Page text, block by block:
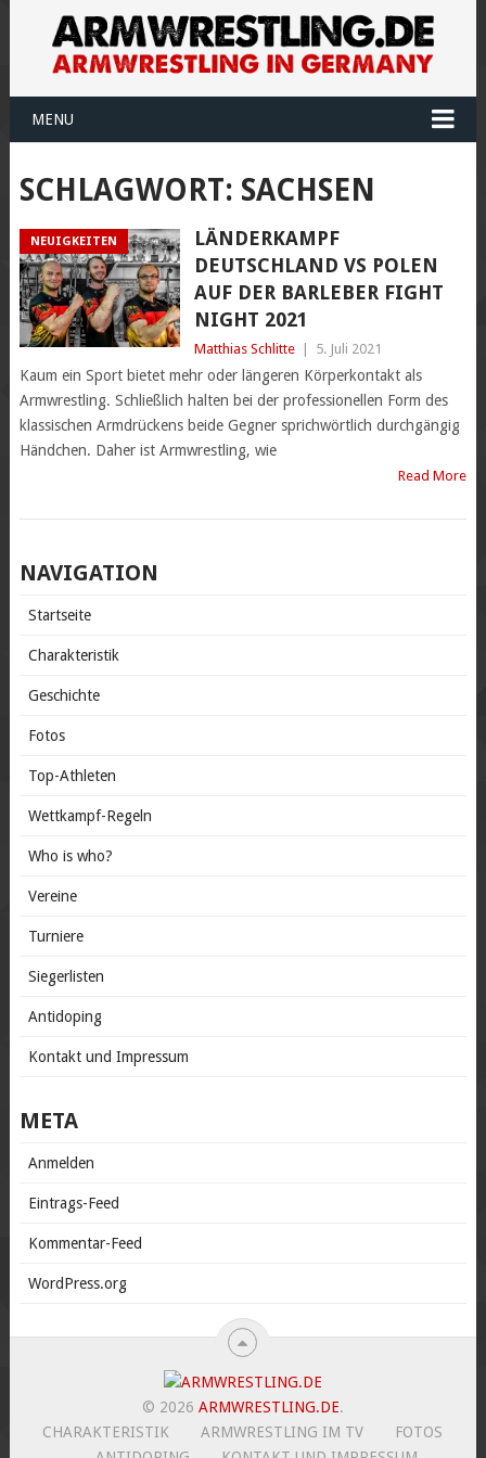
MENU
SCHLAGWORT: SACHSEN
NEUIGKEITEN
LÄNDERKAMPF
DEUTSCHLAND VS POLEN
AUF DER BARLEBER FIGHT
NIGHT 2021
Matthias Schlitte 5. Juli 2021
Kaum ein Sport bietet mehr oder längeren Körperkontakt als
Armwrestling. Schließlich halten bei der professionellen Form des
klassischen Armdrückens beide Gegner sprichwörtlich durchgängig
Händchen. Daher ist Armwrestling, wie
Read More
POSTS
NAVIGATION
Startseite
Charakteristik
Geschichte
Fotos
Top-Athleten
Wettkampf-Regeln
Who is who?
Vereine
Turniere
Siegerlisten
Antidoping
Kontakt und Impressum
META
Anmelden
Eintrags-Feed
Kommentar-Feed
WordPress.org
© 2026 ARMWRESTLING.DE.
CHARAKTERISTIK
ARMWRESTLING IM TV
FOTOS